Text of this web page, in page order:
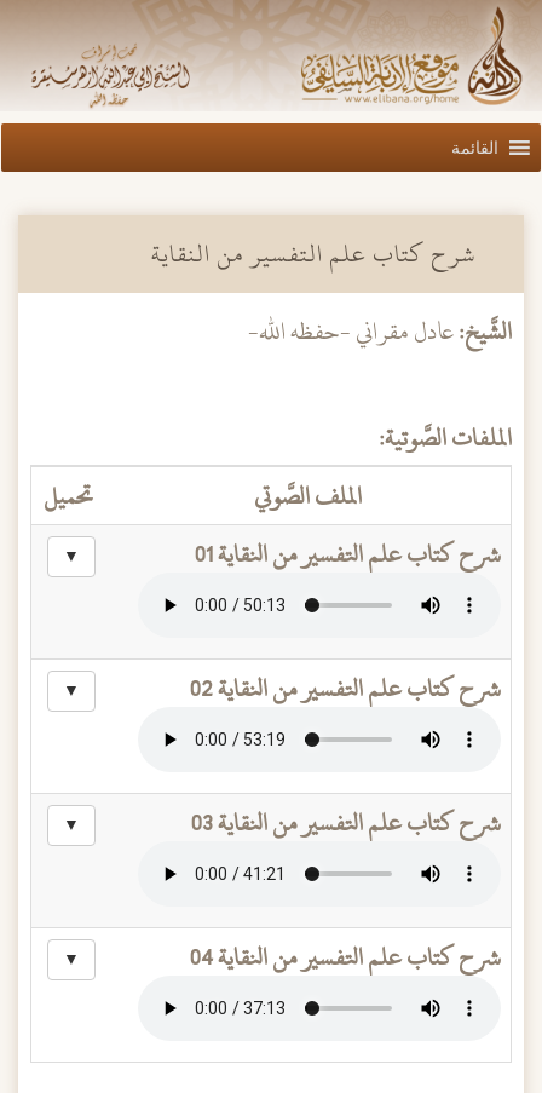
القائمة
شرح كتاب علم التفسير من النقاية
الشَّيخ:عادل مقراني -حفظه الله-
الملفات الصَّوتية:
الملف الصَّوتي
تحميل
شرح كتاب علم التفسير من النقاية 01
▼
شرح كتاب علم التفسير من النقاية 02 ▼
شرح كتاب علم التفسير من النقاية 03 ▼
شرح كتاب علم التفسير من النقاية 04 ▼